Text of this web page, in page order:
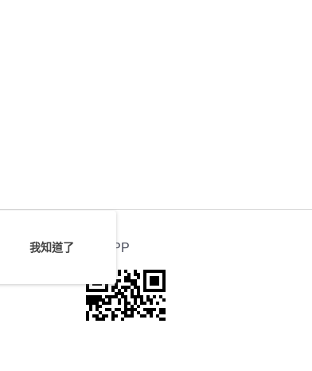
官方APP
我知道了